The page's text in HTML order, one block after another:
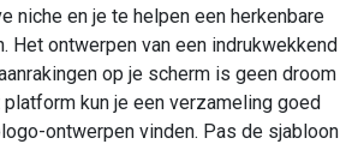
niche en je te helpen een herkenbare
Het ontwerpen van een indrukwekkend
op je scherm is geen droom
kun je een verzameling goed
ontwerpen vinden. Pas de sjabloon